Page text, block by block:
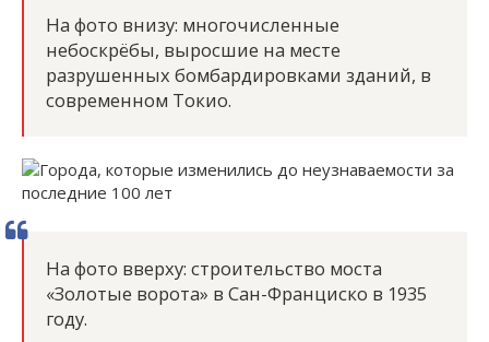
На фото внизу: многочисленные
небоскрёбы, выросшие на месте
разрушенных бомбардировками зданий, в
современном Токио.
На фото вверху: строительство моста
«Золотые ворота» в Сан-Франциско в 1935
году.